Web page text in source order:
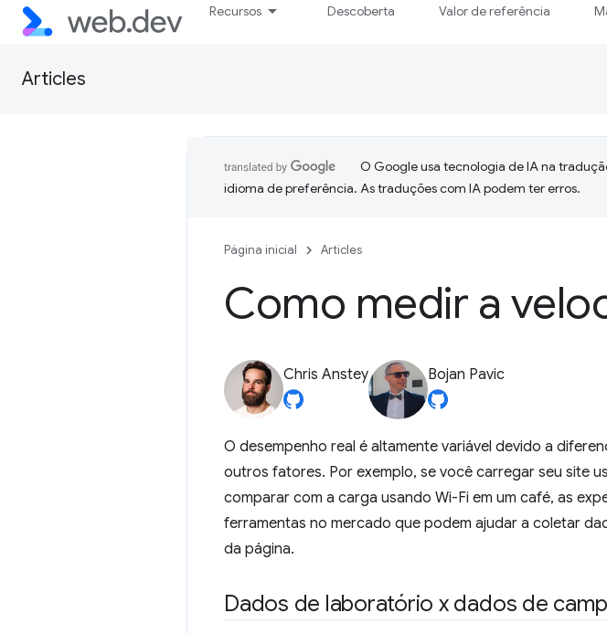
Recursos Descoberta Valor de referência
Articles
O Google usa tecnologia de IA na
idioma de preferência. As traduções com IA podem ter erros.
Página inicial Articles
Como medir a
Chris Anstey Bojan Pavic
O desempenho real é altamente variável devido a
outros fatores. Por exemplo, se você carregar seu site
comparar com a carga usando Wi-Fi em um café, as
ferramentas no mercado que podem ajudar a coletar
da página.
Dados de laboratório x dados de